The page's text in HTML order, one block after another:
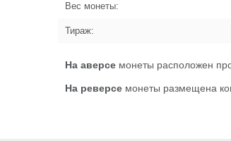
Вес монеты:
Тираж:
На аверсе монеты расположен
На реверсе монеты размещена